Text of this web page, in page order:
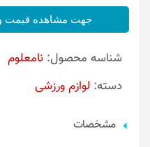
جهت مشاهده قیمت
شناسه محصول: نامعلوم
دسته: لوازم ورزشی
مشخصات